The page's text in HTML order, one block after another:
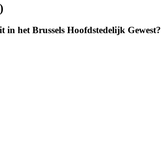
in het Brussels Hoofdstedelijk Gewest?